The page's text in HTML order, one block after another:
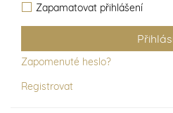
Zapamatovat přihlášení
Zapomenuté heslo?
Registrovat